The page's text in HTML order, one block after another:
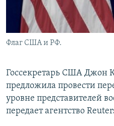
Флаг США и РФ.
Госсекретарь США Джон
предложила провести
уровне представителей
передает агентство